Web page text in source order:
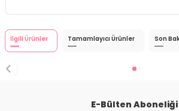
İlgili Ürünler Tamamlayıcı Ürünler Son
E-Bülten Aboneliği